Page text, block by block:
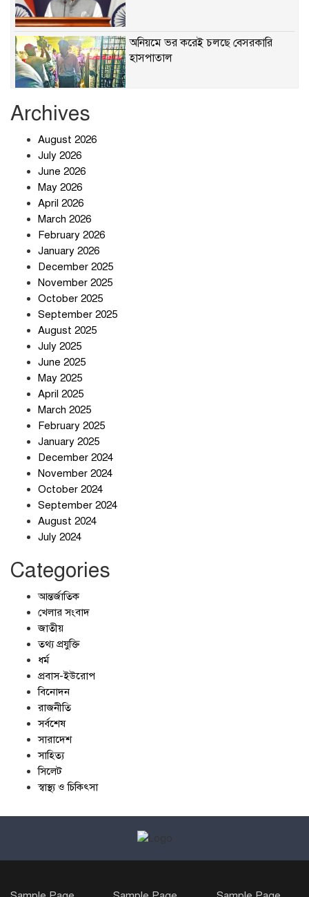
অনিয়মে ভর করেই চলছে বেসরকারি
হাসপাতাল
Archives
August 2026
July 2026
June 2026
May 2026
April 2026
March 2026
February 2026
January 2026
December 2025
November 2025
October 2025
September 2025
August 2025
July 2025
June 2025
May 2025
April 2025
March 2025
February 2025
January 2025
December 2024
November 2024
October 2024
September 2024
August 2024
July 2024
Categories
আন্তর্জাতিক
খেলার সংবাদ
জাতীয়
তথ্য প্রযুক্তি
ধর্ম
প্রবাস-ইউরোপ
বিনোদন
রাজনীতি
সর্বশেষ
সারাদেশ
সাহিত্য
সিলেট
স্বাস্থ্য ও চিকিৎসা